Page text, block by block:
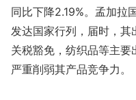
同比下降2.19%。孟加拉
发达国家行列，届时，其
关税豁免，纺织品等主要
严重削弱其产品竞争力。